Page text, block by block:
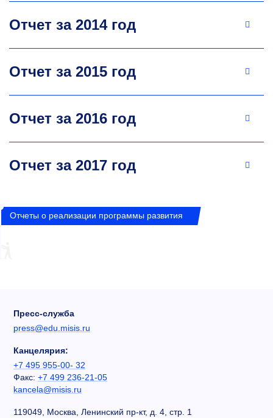
Отчет за 2014 год
Отчет за 2015 год
Отчет за 2016 год
Отчет за 2017 год
Отчеты о реализации программы развития
Пресс-служба
press@edu.misis.ru
Канцелярия:
+7 495 955-00- 32
Факс: +7 499 236-21-05
kancela@misis.ru
119049, Москва, Ленинский пр-кт, д. 4, стр. 1